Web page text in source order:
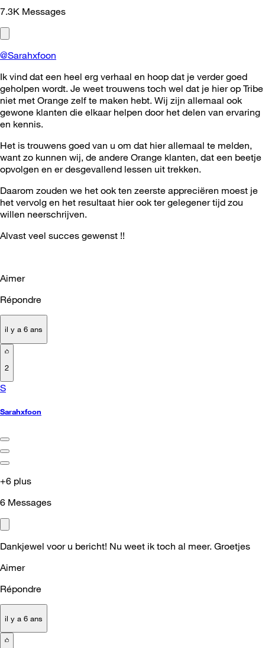
7.3K Messages
@Sarahxfoon
Ik vind dat een heel erg verhaal en hoop dat je verder goed
geholpen wordt. Je weet trouwens toch wel dat je hier op Tribe
niet met Orange zelf te maken hebt. Wij zijn allemaal ook
gewone klanten die elkaar helpen door het delen van ervaring
en kennis.
Het is trouwens goed van u om dat hier allemaal te melden,
want zo kunnen wij, de andere Orange klanten, dat een beetje
opvolgen en er desgevallend lessen uit trekken.
Daarom zouden we het ook ten zeerste appreciëren moest je
het vervolg en het resultaat hier ook ter gelegener tijd zou
willen neerschrijven.
Alvast veel succes gewenst !!
Aimer
Répondre
il y a 6 ans
2
S
Sarahxfoon
+6 plus
6 Messages
Dankjewel voor u bericht! Nu weet ik toch al meer. Groetjes
Aimer
Répondre
il y a 6 ans